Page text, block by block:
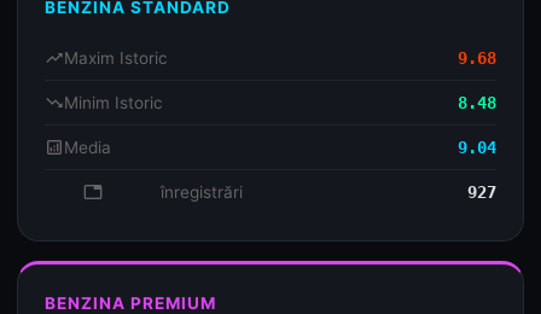
BENZINA STANDARD
trending_upMaxim Istoric 9.68
trending_downMinim Istoric 8.48
analyticsMedia 9.04
database înregistrări 927
BENZINA PREMIUM